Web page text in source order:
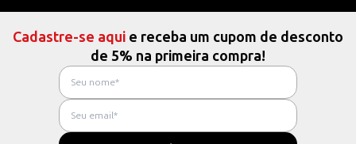
Cadastre-se aqui e receba um cupom de desconto
de 5% na primeira compra!